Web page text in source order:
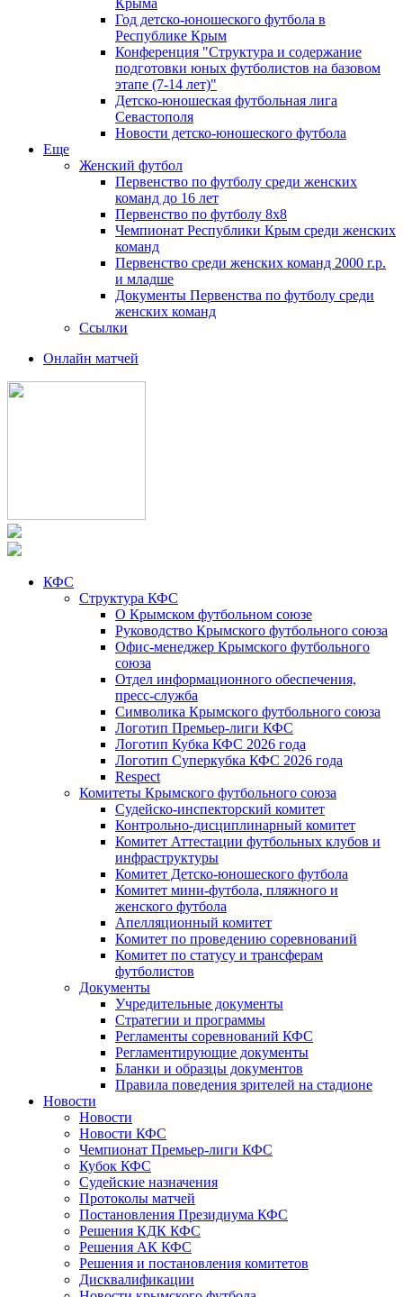
Крыма
Год детско-юношеского футбола в
Республике Крым
Конференция "Структура и содержание
подготовки юных футболистов на базовом
этапе (7-14 лет)"
Детско-юношеская футбольная лига
Севастополя
Новости детско-юношеского футбола
Еще
Женский футбол
Первенство по футболу среди женских
команд до 16 лет
Первенство по футболу 8х8
Чемпионат Республики Крым среди женских
команд
Первенство среди женских команд 2000 г.р.
и младше
Документы Первенства по футболу среди
женских команд
Ссылки
Онлайн матчей
КФС
Структура КФС
О Крымском футбольном союзе
Руководство Крымского футбольного союза
Офис-менеджер Крымского футбольного
союза
Отдел информационного обеспечения,
пресс-служба
Символика Крымского футбольного союза
Логотип Премьер-лиги КФС
Логотип Кубка КФС 2026 года
Логотип Суперкубка КФС 2026 года
Respect
Комитеты Крымского футбольного союза
Судейско-инспекторский комитет
Контрольно-дисциплинарный комитет
Комитет Аттестации футбольных клубов и
инфраструктуры
Комитет Детско-юношеского футбола
Комитет мини-футбола, пляжного и
женского футбола
Апелляционный комитет
Комитет по проведению соревнований
Комитет по статусу и трансферам
футболистов
Документы
Учредительные документы
Стратегии и программы
Регламенты соревнований КФС
Регламентирующие документы
Бланки и образцы документов
Правила поведения зрителей на стадионе
Новости
Новости
Новости КФС
Чемпионат Премьер-лиги КФС
Кубок КФС
Судейские назначения
Протоколы матчей
Постановления Президиума КФС
Решения КДК КФС
Решения АК КФС
Решения и постановления комитетов
Дисквалификации